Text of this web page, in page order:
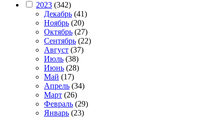
2023 (342)
Декабрь (41)
Ноябрь (20)
Октябрь (27)
Сентябрь (22)
Август (37)
Июль (38)
Июнь (28)
Май (17)
Апрель (34)
Март (26)
Февраль (29)
Январь (23)